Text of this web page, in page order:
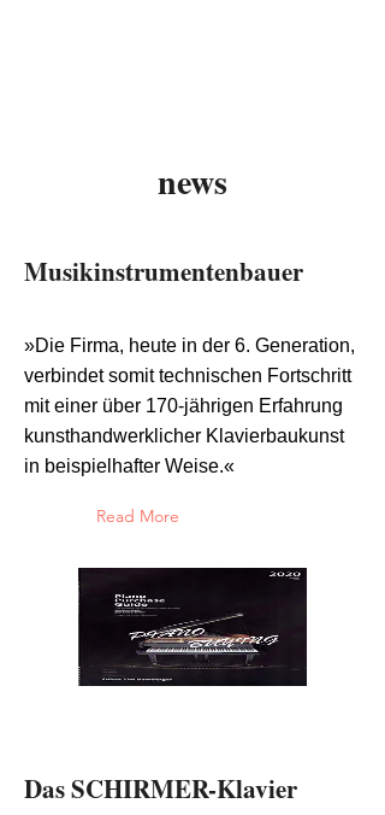
news
Musikinstrumentenbauer
»Die Firma, heute in der 6. Generation,
verbindet somit technischen Fortschritt
mit einer über 170-jährigen Erfahrung
kunsthandwerklicher Klavierbaukunst
in beispielhafter Weise.«
Read More
Das SCHIRMER-Klavier